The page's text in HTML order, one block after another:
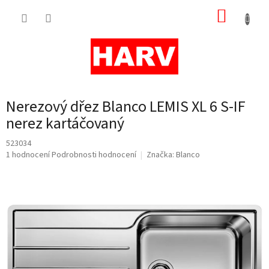
Nerezový dřez Blanco LEMIS XL 6 S-IF
nerez kartáčovaný
523034
Průměrné
z
1 hodnoceníPodrobnosti hodnocení Značka: Blanco